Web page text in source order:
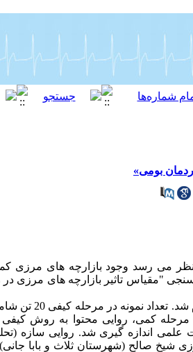
بومی»
می رسد وجود بازارچه های مرزی
"مقیاس تاثیر بازارچه های مرزی
روش کار: پژوهش حاضر به
کمی، روایی محتوا به روش
کیفی) توسط 10 تن از اعضای هیات علمی اندازه گیری شد.
بومی بازارچه های مرزی شیخ صالح (شهرستان ثلاث